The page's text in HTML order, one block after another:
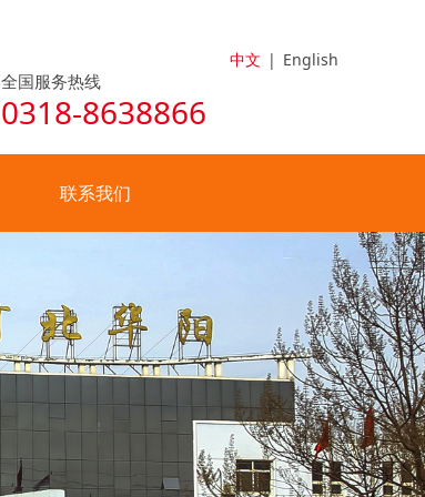
中文 | English
全国服务热线
0318-8638866
联系我们